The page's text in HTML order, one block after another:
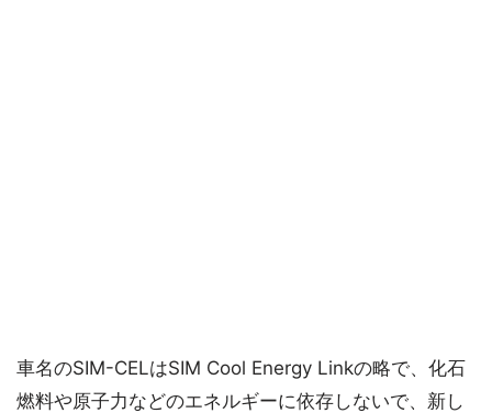
車名のSIM-CELはSIM Cool Energy Linkの略で、化石
燃料や原子力などのエネルギーに依存しないで、新し